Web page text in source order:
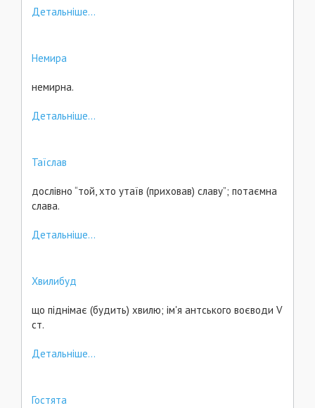
Детальніше...
Немира
немирна.
Детальніше...
Таїслав
дослівно “той, хто утаїв (приховав) славу”; потаємна
слава.
Детальніше...
Хвилибуд
що піднімає (будить) хвилю; ім'я антського воєводи V
ст.
Детальніше...
Гостята